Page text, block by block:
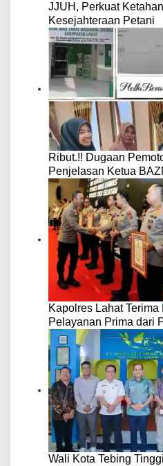
JJUH, Perkuat
Kesejahteraan Petani
Ribut.!! Dugaan
Penjelasan Ketua
Kapolres Lahat
Pelayanan Prima dari
Wali Kota Tebing